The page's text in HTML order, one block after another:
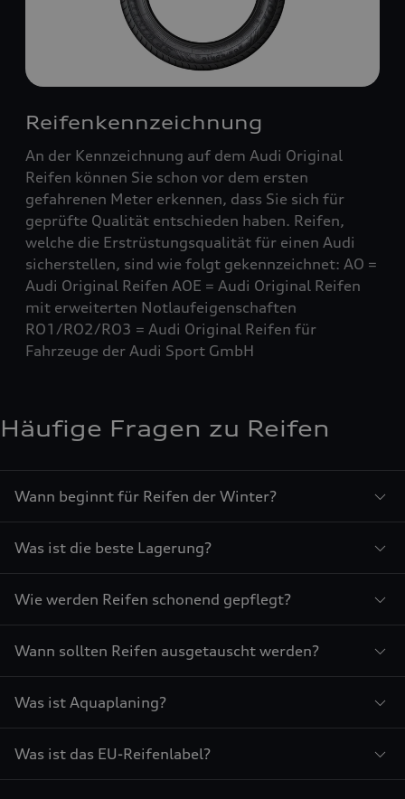
Reifenkennzeichnung
An der Kennzeichnung auf dem Audi Original
Reifen können Sie schon vor dem ersten
gefahrenen Meter erkennen, dass Sie sich für
geprüfte Qualität entschieden haben. Reifen,
welche die Erstrüstungsqualität für einen Audi
sicherstellen, sind wie folgt gekennzeichnet: AO =
Audi Original Reifen AOE = Audi Original Reifen
mit erweiterten Notlaufeigenschaften
RO1/RO2/RO3 = Audi Original Reifen für
Fahrzeuge der Audi Sport GmbH
Häufige Fragen zu Reifen
Wann beginnt für Reifen der Winter?
Was ist die beste Lagerung?
Wie werden Reifen schonend gepflegt?
Wann sollten Reifen ausgetauscht werden?
Was ist Aquaplaning?
Was ist das EU-Reifenlabel?